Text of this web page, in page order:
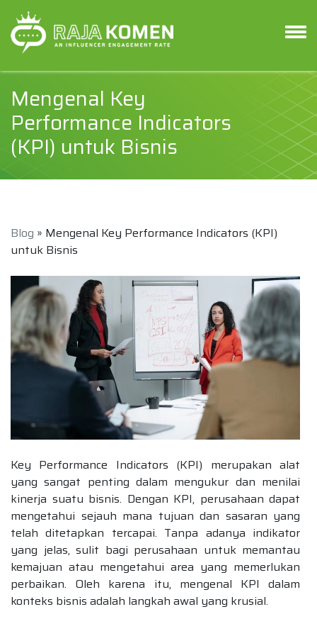
Mengenal Key
Performance Indicators
(KPI) untuk Bisnis
Blog » Mengenal Key Performance Indicators (KPI)
untuk Bisnis
Key Performance Indicators (KPI) merupakan alat
yang sangat penting dalam mengukur dan menilai
kinerja suatu bisnis. Dengan KPI, perusahaan dapat
mengetahui sejauh mana tujuan dan sasaran yang
telah ditetapkan tercapai. Tanpa adanya indikator
yang jelas, sulit bagi perusahaan untuk memantau
kemajuan atau mengetahui area yang memerlukan
perbaikan. Oleh karena itu, mengenal KPI dalam
konteks bisnis adalah langkah awal yang krusial.